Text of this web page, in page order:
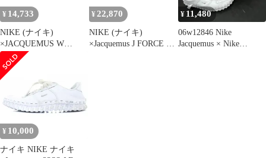
US11/28.0cm
¥ 14,733
NIKE (ナイキ)
×JACQUEMUS W
FORCE 1 LOW LX
WHITE ジャックムス
ウィメンズ フォース 1
ローカットスニーカー
ホワイト US10/27cm
DR0424-100
¥ 22,870
NIKE (ナイキ)
×Jacquemus J FORCE 1
¥ 11,480
06w12846 Nike
Jacquemus × Nike
¥ 10,000
ナイキ NIKE ナイキ